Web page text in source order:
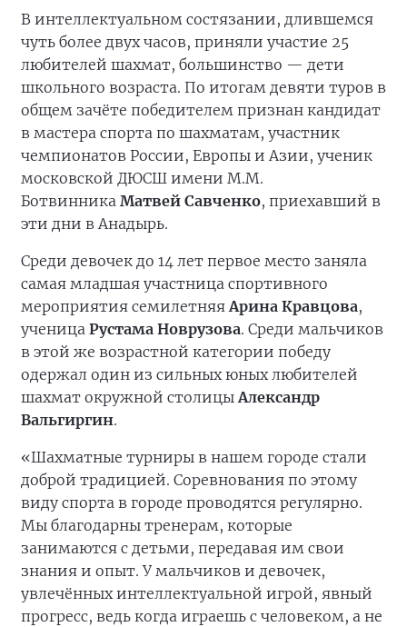
В интеллектуальном состязании, длившемся
чуть более двух часов, приняли участие 25
любителей шахмат, большинство — дети
школьного возраста. По итогам девяти туров в
общем зачёте победителем признан кандидат
в мастера спорта по шахматам, участник
чемпионатов России, Европы и Азии, ученик
московской ДЮСШ имени М.М.
Ботвинника Матвей Савченко, приехавший в
эти дни в Анадырь.
Среди девочек до 14 лет первое место заняла
самая младшая участница спортивного
мероприятия семилетняяАрина Кравцова,
ученица Рустама Новрузова. Среди мальчиков
в этой же возрастной категории победу
одержал один из сильных юных любителей
шахмат окружной столицыАлександр
Вальгиргин.
«Шахматные турниры в нашем городе стали
доброй традицией. Соревнования по этому
виду спорта в городе проводятся регулярно.
Мы благодарны тренерам, которые
занимаются с детьми, передавая им свои
знания и опыт. У мальчиков и девочек,
увлечённых интеллектуальной игрой, явный
прогресс, ведь когда играешь с человеком, а не